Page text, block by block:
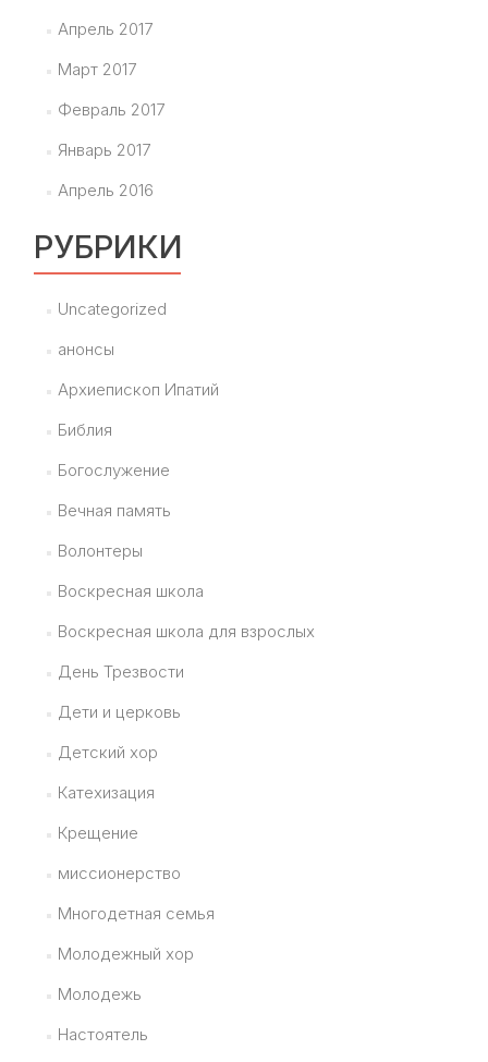
Апрель 2017
Март 2017
Февраль 2017
Январь 2017
Апрель 2016
РУБРИКИ
Uncategorized
анонсы
Архиепископ Ипатий
Библия
Богослужение
Вечная память
Волонтеры
Воскресная школа
Воскресная школа для взрослых
День Трезвости
Дети и церковь
Детский хор
Катехизация
Крещение
миссионерство
Многодетная семья
Молодежный хор
Молодежь
Настоятель